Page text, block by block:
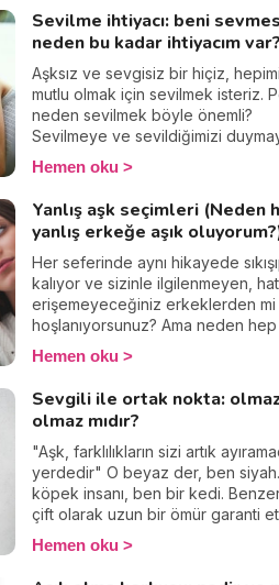
dönüp duruyorum. İlişkilerden
sıkılmak neden kaynaklanır? Uzun
ilişkilerde tutunamamak gerçekten
problem mi?
Sevilme ihtiyacı: beni
neden bu kadar ihtiyacım var?
Aşksız ve sevgisiz bir hiçiz,
mutlu olmak için sevilmek isteriz.
neden sevilmek böyle önemli?
Sevilmeye ve sevildiğimizi
neden bu kadar ihtiyaç duyuyoruz?
Klinik psikolog Elisabeth Navarro
Hemen oku
Yanlış aşk seçimleri (Neden
yanlış erkeğe aşık
Her seferinde aynı hikayede
kalıyor ve sizinle ilgilenmeyen,
erişemeyeceğiniz erkeklerden mi
hoşlanıyorsunuz? Ama neden
aynı dramatik modeli kendinize
uyguluyorsunuz? Psikolog Nathalie
deşifre ediyor.
Hemen oku
Sevgili ile ortak nokta:
olmaz mıdır?
"Aşk, farklılıkların sizi artık
yerdedir" O beyaz der, ben
köpek insanı, ben bir kedi.
çift olarak uzun bir ömür garanti
Biz oldukça zıt ama delicesine
çiftiz, farklılıklarımızla harika bir
Hemen oku